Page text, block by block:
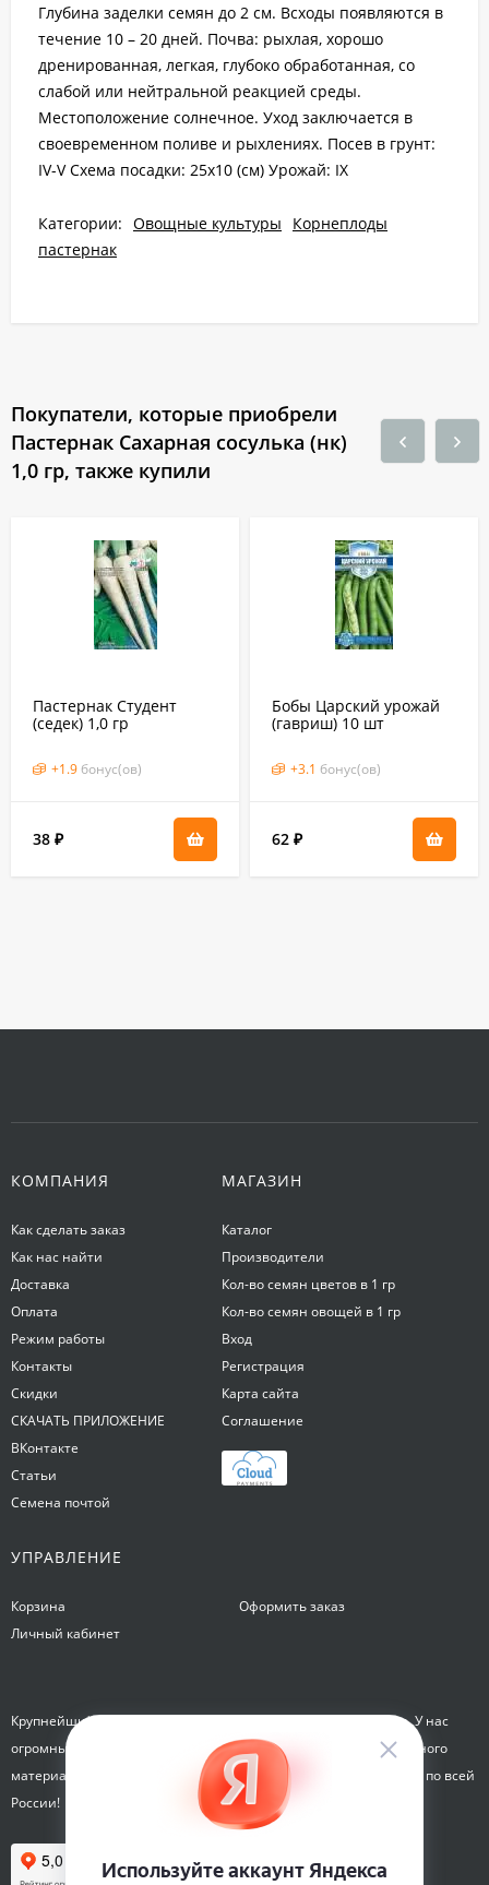
Глубина заделки семян до 2 см. Всходы появляются в
течение 10 – 20 дней. Почва: рыхлая, хорошо
дренированная, легкая, глубоко обработанная, со
слабой или нейтральной реакцией среды.
Местоположение солнечное. Уход заключается в
своевременном поливе и рыхлениях. Посев в грунт:
IV-V Схема посадки: 25х10 (см) Урожай: IX
Категории: Овощные культуры
Корнеплоды
пастернак
Покупатели, которые приобрели
Пастернак Сахарная сосулька (нк)
1,0 гр, также купили
Пастернак Студент
(седек) 1,0 гр
+1.9 бонус(ов)
38 ₽
Бобы Царский урожай
(гавриш) 10 шт
+3.1 бонус(ов)
62 ₽
КОМПАНИЯ
Как сделать заказ
Как нас найти
Доставка
Оплата
Режим работы
Контакты
Скидки
СКАЧАТЬ ПРИЛОЖЕНИЕ
ВКонтакте
Статьи
Семена почтой
МАГАЗИН
Каталог
Производители
Кол-во семян цветов в 1 гр
Кол-во семян овощей в 1 гр
Вход
Регистрация
Карта сайта
Соглашение
УПРАВЛЕНИЕ
Корзина
Личный кабинет
Оформить заказ
Крупнейший интернет-магазин семян Семена на Яблочкова. У нас
огромный каталог семян, растений, луковиц цветов и посадочного
материала. Здесь вы можете купить семена почтой и курьером по всей
России!